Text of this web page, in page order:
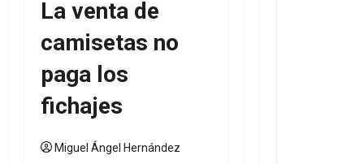
La venta de
camisetas no
paga los
fichajes
Miguel Ángel Hernández